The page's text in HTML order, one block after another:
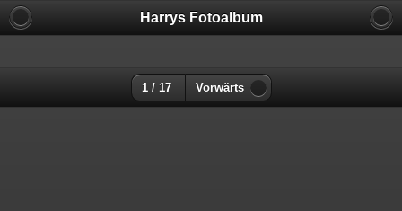
Harrys Fotoalbum
1 / 17 Vorwärts